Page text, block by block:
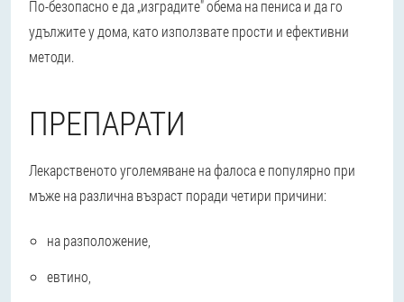
По-безопасно е да „изградите" обема на пениса и да го
удължите у дома, като използвате прости и ефективни
методи.
ПРЕПАРАТИ
Лекарственото уголемяване на фалоса е популярно при
мъже на различна възраст поради четири причини:
на разположение,
евтино,